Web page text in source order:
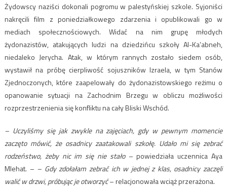
Żydowscy naziści dokonali pogromu w palestyńskiej szkole. Syjoniści
nakręcili film z poniedziałkowego zdarzenia i opublikowali go w
mediach społecznościowych. Widać na nim grupę młodych
żydonazistów, atakujących ludzi na dziedzińcu szkoły Al-Ka’abneh,
niedaleko Jerycha. Atak, w którym rannych zostało siedem osób,
wystawił na próbę cierpliwość sojuszników Izraela, w tym Stanów
Zjednoczonych, które zaapelowały do żydonazistowskiego reżimu o
opanowanie sytuacji na Zachodnim Brzegu w obliczu możliwości
rozprzestrzenienia się konfliktu na cały Bliski Wschód.
– Uczyliśmy się jak zwykle na zajęciach, gdy w pewnym momencie
zaczęto mówić, że osadnicy zaatakowali szkołę. Udało mi się zebrać
rodzeństwo, żeby nic im się nie stało– powiedziała uczennica Aya
Mlehat. – – Gdy zdołałam zebrać ich w jednej z klas, osadnicy zaczęli
walić w drzwi, próbując je otworzyć– relacjonowała wciąż przerażona.